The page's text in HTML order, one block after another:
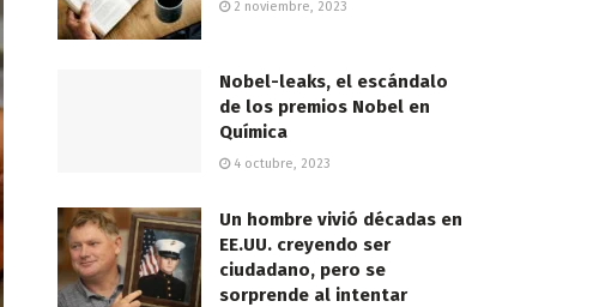
2 noviembre, 2023
Nobel-leaks, el escándalo
de los premios Nobel en
Química
4 octubre, 2023
Un hombre vivió décadas en
EE.UU. creyendo ser
ciudadano, pero se
sorprende al intentar